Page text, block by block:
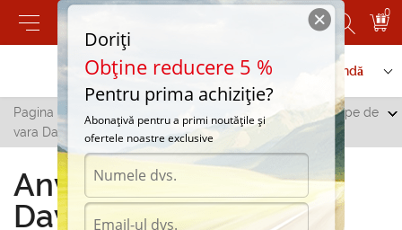
0
Contactați-ne Serviciu de comandă
Pagina principală Dubasari /
Anvelope de
vara Dayton in Dubasari
Anvelope de vara
Dayton in Dubasari
Doriți
Obține reducere 5 %
Pentru prima achiziție?
Abonațivă pentru a primi noutățile și
ofertele noastre exclusive